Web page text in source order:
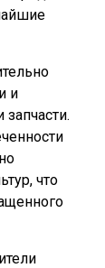
и
что